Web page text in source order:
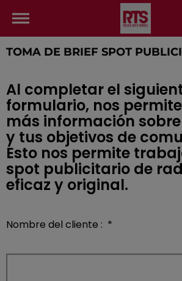
TOMA DE BRIEF SPOT
Al completar el
formulario, nos
más información
y tus objetivos de
Esto nos permite
spot publicitario de
eficaz y original.
Nombre del cliente : *